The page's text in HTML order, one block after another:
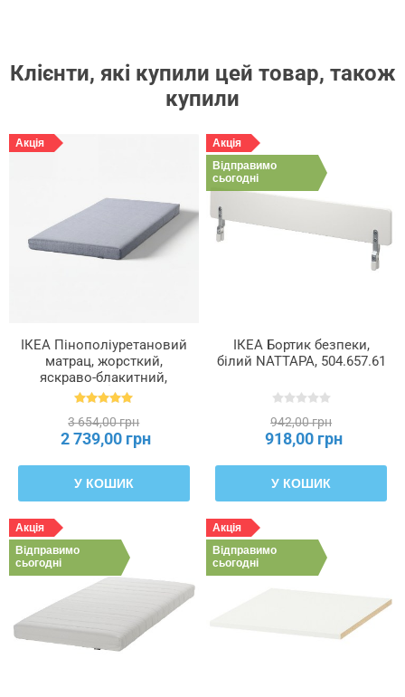
Клієнти, які купили цей товар, також
купили
Акція
ІКЕА Пінополіуретановий
матрац, жорсткий,
яскраво-блакитний,
90x200 см ÅGOTNES,
3 654,00 грн
2 739,00 грн
У КОШИК
Акція
Відправимо
сьогодні
ІКЕА Бортик безпеки,
білий NATTAPA, 504.657.61
942,00 грн
918,00 грн
У КОШИК
Акція
Відправимо
сьогодні
Акція
Відправимо
сьогодні